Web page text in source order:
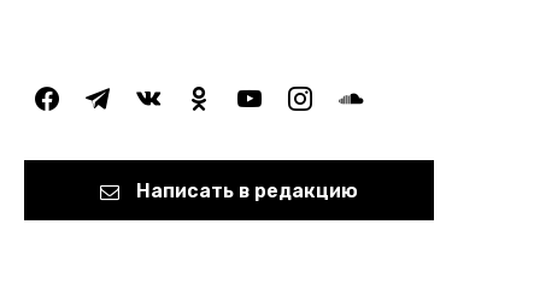
facebooktelegramvkontakteodnoklassniki
youtubeinstagramsoundcloud
Написать в редакцию